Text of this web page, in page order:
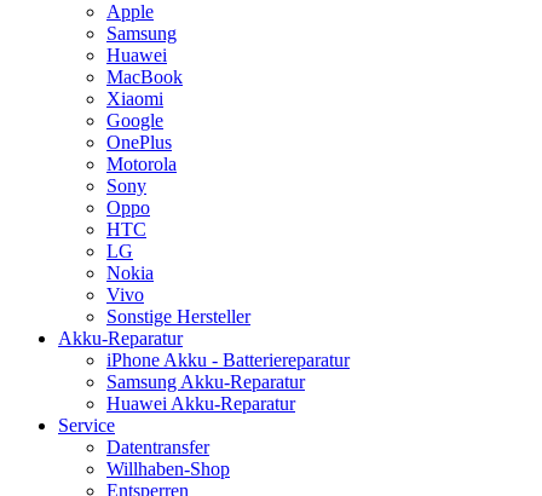
Apple
Samsung
Huawei
MacBook
Xiaomi
Google
OnePlus
Motorola
Sony
Oppo
HTC
LG
Nokia
Vivo
Sonstige Hersteller
Akku-Reparatur
iPhone Akku - Batteriereparatur
Samsung Akku-Reparatur
Huawei Akku-Reparatur
Service
Datentransfer
Willhaben-Shop
Entsperren